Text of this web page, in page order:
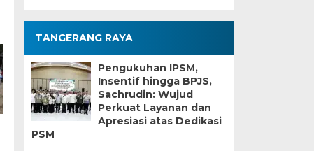
TANGERANG RAYA
Pengukuhan IPSM,
Insentif hingga BPJS,
Sachrudin: Wujud
Perkuat Layanan dan
Apresiasi atas Dedikasi
PSM